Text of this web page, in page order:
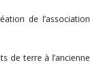
de l’association
de terre à l’ancienne